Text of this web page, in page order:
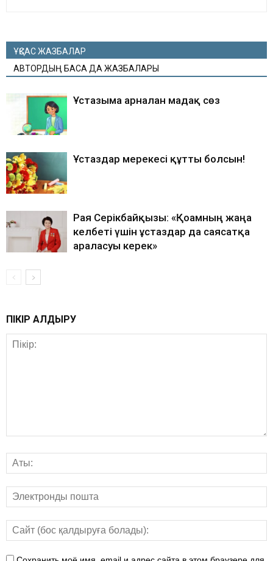
ҰҚСАС ЖАЗБАЛАР
АВТОРДЫҢ БАСҚА ДА ЖАЗБАЛАРЫ
Ұстазыма арналған мадақ сөз
Ұстаздар мерекесі құтты болсын!
Рая Серікбайқызы: «Қоғамның жаңа
келбеті үшін ұстаздар да саясатқа
араласуы керек»
ПІКІР ҚАЛДЫРУ